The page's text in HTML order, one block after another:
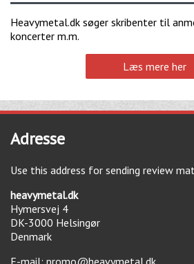
Heavymetal.dk søger skribenter til
koncerter m.m.
Læs mere her
Adresse
Use this address for sending review
heavymetal.dk
Hymersvej 4
DK-3000 Helsingør
Denmark
E-mail: promo@heavymetal.dk